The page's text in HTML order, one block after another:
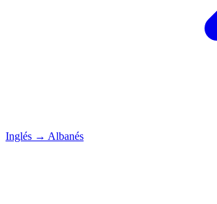
Inglés → Albanés